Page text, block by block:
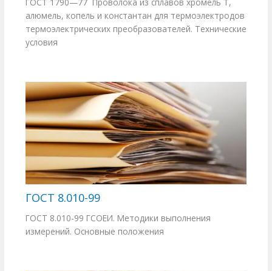
алюмель, копель и константан для термоэлектродов
термоэлектрических преобразователей. Технические
условия
ГОСТ 8.010-99
ГОСТ 8.010-99 ГСОЕИ. Методики выполнения
измерений. Основные положения